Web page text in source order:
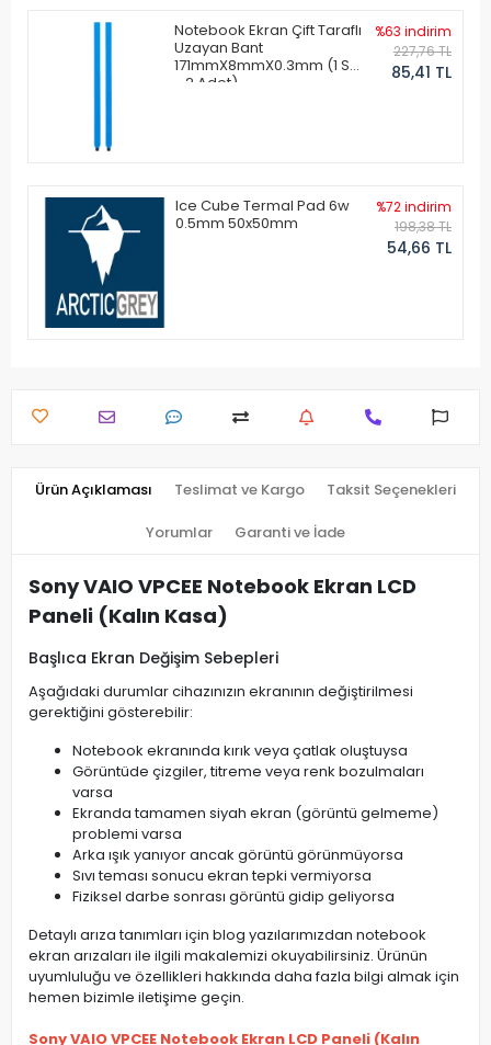
Notebook Ekran Çift Taraflı
Uzayan Bant
171mmX8mmX0.3mm (1 Set
- 2 Adet)
%63 indirim
227,76 TL
85,41 TL
Ice Cube Termal Pad 6w
0.5mm 50x50mm
%72 indirim
198,38 TL
54,66 TL
Ürün Açıklaması Teslimat ve Kargo Taksit Seçenekleri
Yorumlar Garanti ve İade
Sony VAIO VPCEE Notebook Ekran LCD
Paneli (Kalın Kasa)
Başlıca Ekran Değişim Sebepleri
Aşağıdaki durumlar cihazınızın ekranının değiştirilmesi
gerektiğini gösterebilir:
Notebook ekranında kırık veya çatlak oluştuysa
Görüntüde çizgiler, titreme veya renk bozulmaları
varsa
Ekranda tamamen siyah ekran (görüntü gelmeme)
problemi varsa
Arka ışık yanıyor ancak görüntü görünmüyorsa
Sıvı teması sonucu ekran tepki vermiyorsa
Fiziksel darbe sonrası görüntü gidip geliyorsa
Detaylı arıza tanımları için blog yazılarımızdan notebook
ekran arızaları ile ilgili makalemizi okuyabilirsiniz. Ürünün
uyumluluğu ve özellikleri hakkında daha fazla bilgi almak için
hemen bizimle iletişime geçin.
Sony VAIO VPCEE Notebook Ekran LCD Paneli (Kalın